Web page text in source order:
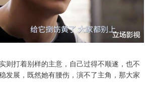
则打着别样的主意，自己过得不顺遂，也不
发展，既然她有腰伤，演不了主角，那大家